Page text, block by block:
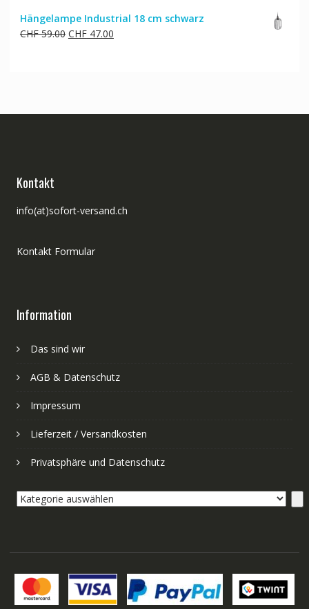
Hängelampe Industrial 18 cm schwarz
CHF59.00 Ursprünglicher
CHF47.00Aktueller
Kontakt
info(at)sofort-versand.ch
Kontakt Formular
Information
Das sind wir
AGB & Datenschutz
Impressum
Lieferzeit / Versandkosten
Privatsphäre und Datenschutz
Kategorie